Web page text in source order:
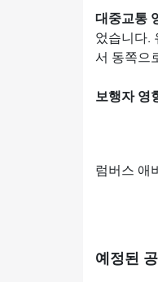
대중교통
었습니다.
서 동쪽으
보행자 영
럼버스 애
예정된